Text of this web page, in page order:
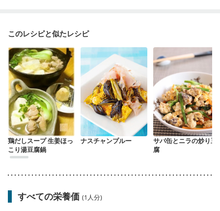
このレシピと似たレシピ
鶏だしスープ 生姜ほっ
こり湯豆腐鍋
ナスチャンプルー
サバ缶とニラの炒り豆
腐
すべての栄養価 (1人分)